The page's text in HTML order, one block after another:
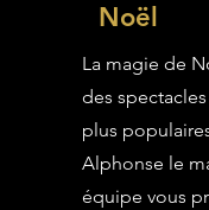
Noël
La magie de
des
plus
Alphonse le
équipe vous